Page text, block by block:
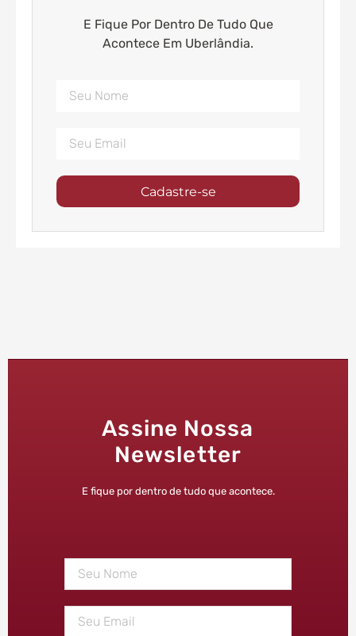
E Fique Por Dentro De Tudo Que
Acontece Em Uberlândia.
Cadastre-se
Assine Nossa
Newsletter
E fique por dentro de tudo que acontece.